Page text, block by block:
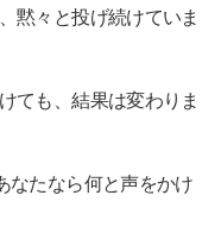
黙々と投げ続けていま
ても、結果は変わりま
なたなら何と声をかけ